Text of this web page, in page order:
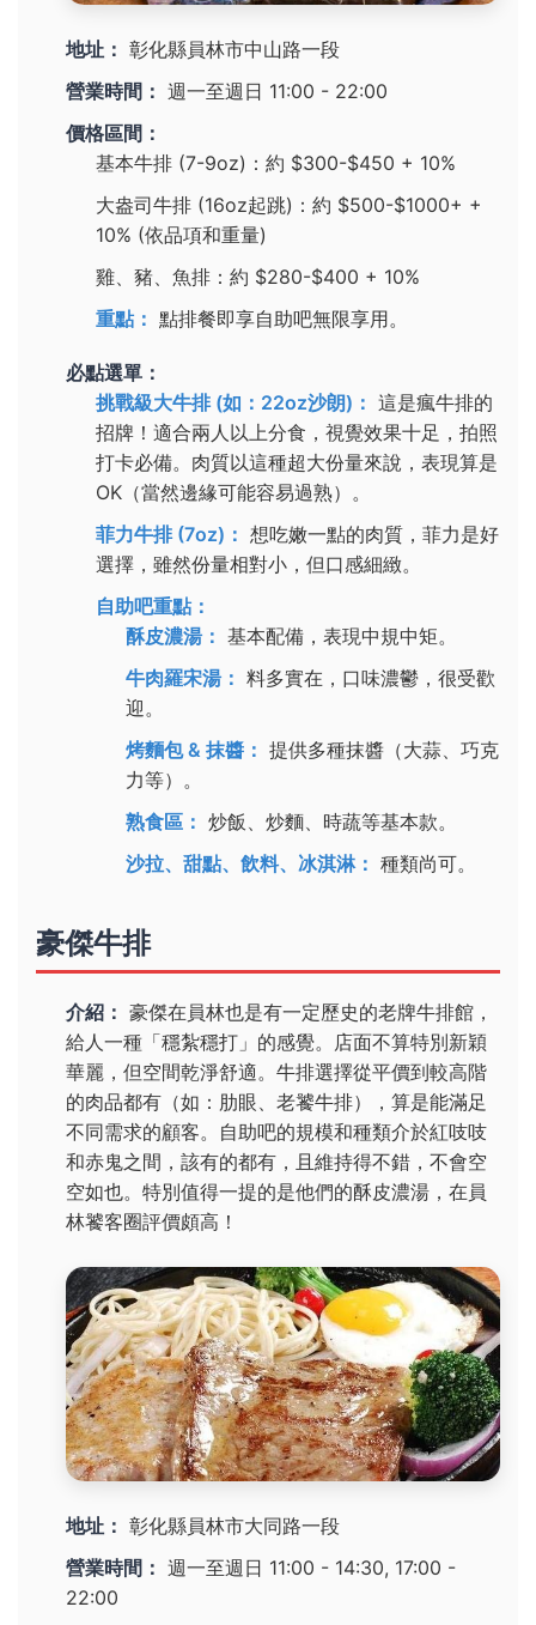
地址： 彰化縣員林市中山路一段
營業時間： 週一至週日 11:00 - 22:00
價格區間：
基本牛排 (7-9oz)：約 $300-$450 + 10%
大盎司牛排 (16oz起跳)：約 $500-$1000+ +
10% (依品項和重量)
雞、豬、魚排：約 $280-$400 + 10%
重點： 點排餐即享自助吧無限享用。
必點選單：
挑戰級大牛排 (如：22oz沙朗)： 這是瘋牛排的
招牌！適合兩人以上分食，視覺效果十足，拍照
打卡必備。肉質以這種超大份量來說，表現算是
OK（當然邊緣可能容易過熟）。
菲力牛排 (7oz)： 想吃嫩一點的肉質，菲力是好
選擇，雖然份量相對小，但口感細緻。
自助吧重點：
酥皮濃湯： 基本配備，表現中規中矩。
牛肉羅宋湯： 料多實在，口味濃鬱，很受歡
迎。
烤麵包 & 抹醬： 提供多種抹醬（大蒜、巧克
力等）。
熟食區： 炒飯、炒麵、時蔬等基本款。
沙拉、甜點、飲料、冰淇淋： 種類尚可。
豪傑牛排
介紹： 豪傑在員林也是有一定歷史的老牌牛排館，
給人一種「穩紮穩打」的感覺。店面不算特別新穎
華麗，但空間乾淨舒適。牛排選擇從平價到較高階
的肉品都有（如：肋眼、老饕牛排），算是能滿足
不同需求的顧客。自助吧的規模和種類介於紅吱吱
和赤鬼之間，該有的都有，且維持得不錯，不會空
空如也。特別值得一提的是他們的酥皮濃湯，在員
林饕客圈評價頗高！
地址： 彰化縣員林市大同路一段
營業時間： 週一至週日 11:00 - 14:30, 17:00 -
22:00